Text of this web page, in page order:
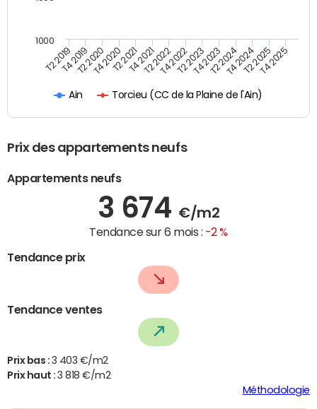
Ain Torcieu (CC de la Plaine de l'Ain)
T2 2019T4 2019T2 2020T4 2020T2 2021T4 2021T2 2022T4 2022T2 2023T4 2023T2 2024T4 2024T2 2025T4 2025
1000
Prix des appartements neufs
Appartements neufs
3 674 €/m2
Tendance sur 6 mois : -2 %
Tendance prix
Tendance ventes
Prix bas : 3 403 €/m2
Prix haut :3 818 €/m2
Méthodologie